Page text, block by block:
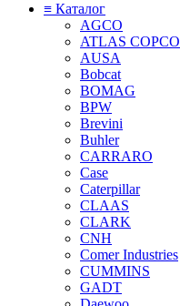
≡ Каталог
AGCO
ATLAS COPCO
AUSA
Bobcat
BOMAG
BPW
Brevini
Buhler
CARRARO
Case
Caterpillar
CLAAS
CLARK
CNH
Comer Industries
CUMMINS
GADT